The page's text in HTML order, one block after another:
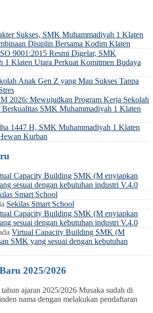
Sukses, SMK Muhammadiyah 1 Klaten
Disiplin Bersama Kodim Klaten
9001:2015 Resmi Digelar, SMK
1 Klaten Utara Perkuat Komitmen Budaya
Anak Gen Z yang Mau Sukses Tanpa
2026: Mewujudkan Program Kerja Sekolah
Berkualitas SMK Muhammadiyah 1 Klaten
1447 H, SMK Muhammadiyah 1 Klaten
Kurban
Capacity Building SMK (M enyiapkan
sesuai dengan kebutuhan industri V.4.0
Smart School
Sekilas Smart School
Capacity Building SMK (M enyiapkan
sesuai dengan kebutuhan industri V.4.0
Virtual Capacity Building SMK (M
SMK yang sesuai dengan kebutuhan
2025/2026
ajaran 2025/2026 Musaka sudah di
nama dengan melakukan pendaftaran